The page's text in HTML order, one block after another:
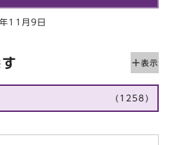
11月9日
(1258)